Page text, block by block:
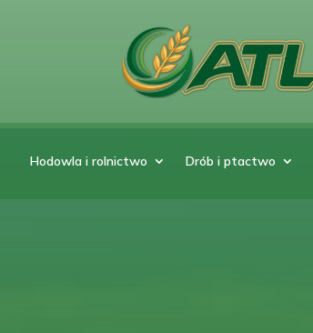
Hodowla i rolnictwo Drób i ptactwo